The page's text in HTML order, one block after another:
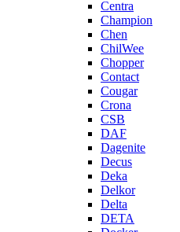
Centra
Champion
Chen
ChilWee
Chopper
Contact
Cougar
Crona
CSB
DAF
Dagenite
Decus
Deka
Delkor
Delta
DETA